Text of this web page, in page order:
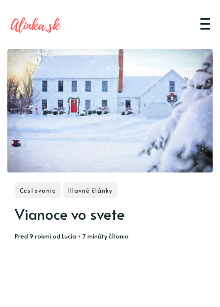
Cestovanie Hlavné články
Vianoce vo svete
pred 9 rokmiodLucia • 7 minúty čítania